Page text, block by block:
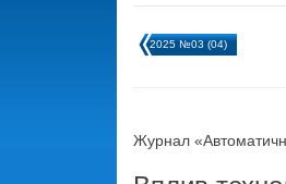
2025 №03 (04)
Журнал